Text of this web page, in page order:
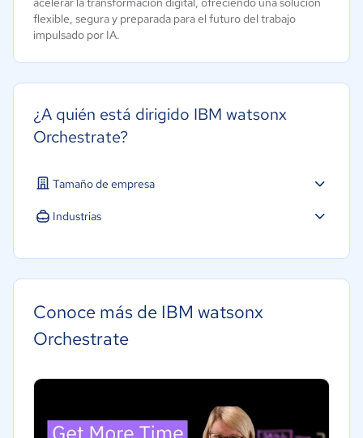
flexible, segura y preparada para el futuro del trabajo
impulsado por IA.
¿A quién está dirigido IBM watsonx
Orchestrate?
Tamaño de empresa
Micro: 1 a 9 trabajadores
Industrias
Hotelería / Viajes
Seguros
Farmacéutica
Conoce más de IBM watsonx
Orchestrate